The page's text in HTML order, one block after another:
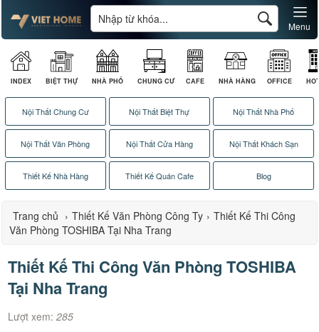
INDEX BIỆT THỰ NHÀ PHỐ CHUNG CƯ CAFE NHÀ HÀNG OFFICE
Menu
Nội Thất Chung Cư Nội Thất Biệt Thự Nội Thất Nhà Phố
Nội Thất Văn Phòng Nội Thất Cửa Hàng Nội Thất Khách Sạn
Thiết Kế Nhà Hàng Thiết Kế Quán Cafe Blog
Trang chủ › Thiết Kế Văn Phòng Công Ty › Thiết Kế Thi Công
Văn Phòng TOSHIBA Tại Nha Trang
Thiết Kế Thi Công Văn Phòng TOSHIBA
Tại Nha Trang
Lượt xem:285